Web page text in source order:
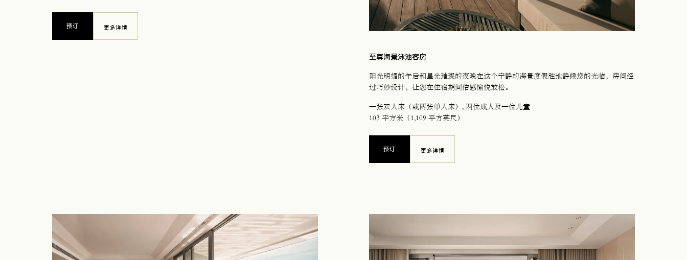
预订 更多详情
至尊海景泳池客房
阳光明媚的午后和星光璀璨的夜晚在这个宁静的海景度假胜地静候您的光临，房间经
过巧妙设计，让您在住宿期间倍感愉悦放松。
一张双人床（或两张单人床） , 两位成人及一位儿童
103 平方米（1,109 平方英尺）
预订 更多详情